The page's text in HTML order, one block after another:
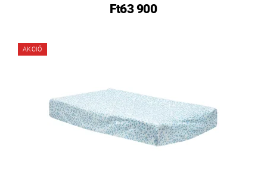
Ft63 900
AKCIÓ